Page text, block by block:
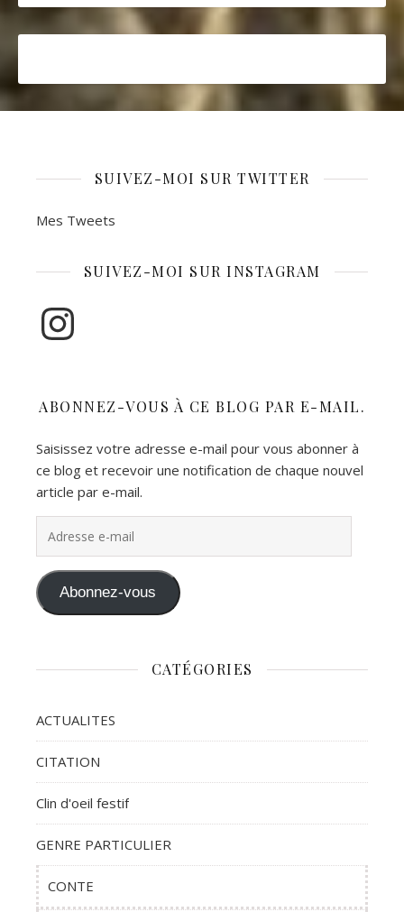
SUIVEZ-MOI SUR TWITTER
Mes Tweets
SUIVEZ-MOI SUR INSTAGRAM
Instagram
ABONNEZ-VOUS À CE BLOG PAR E-MAIL.
Saisissez votre adresse e-mail pour vous abonner à
ce blog et recevoir une notification de chaque nouvel
article par e-mail.
Abonnez-vous
CATÉGORIES
ACTUALITES
CITATION
Clin d'oeil festif
GENRE PARTICULIER
CONTE